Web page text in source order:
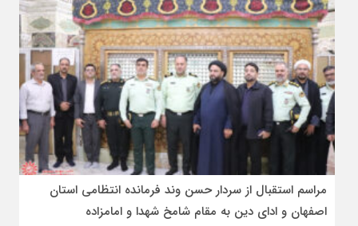
مراسم استقبال از سردار حسن وند فرمانده انتظامی استان
اصفهان و ادای دین به مقام شامخ شهدا و امامزاده